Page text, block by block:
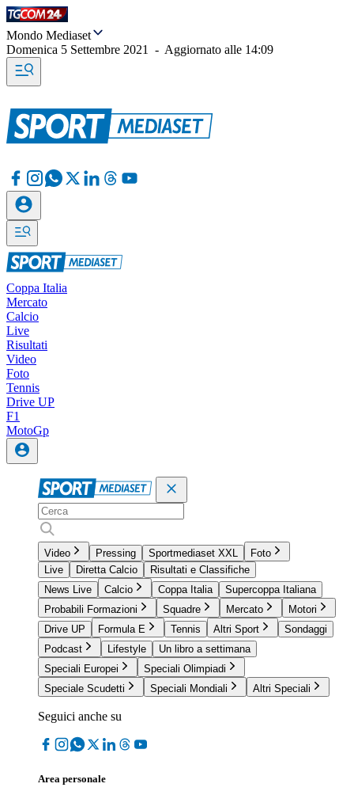
Mondo Mediaset
Domenica 5 Settembre 2021
- Aggiornato alle 14:09
Coppa Italia
Mercato
Calcio
Live
Risultati
Video
Foto
Tennis
Drive UP
F1
MotoGp
Video Pressing Sportmediaset XXL
Foto
Live
Diretta Calcio
Risultati e Classifiche
News Live
Calcio Coppa Italia
Supercoppa Italiana
Probabili Formazioni
Squadre Mercato
Motori
Drive UP
Formula E Tennis Altri Sport
Sondaggi
Podcast
Lifestyle
Un libro a settimana
Speciali Europei
Speciali Olimpiadi
Speciale Scudetti
Speciali Mondiali Altri Speciali
Seguici anche su
Area personale